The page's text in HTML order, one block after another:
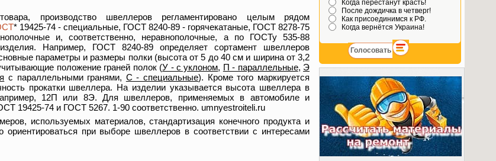
производство швеллеров регламентировано целым рядом
* 19425-74 - специальные, ГОСТ 8240-89 - горячекатаные, ГОСТ 8278-75
и, соответственно, неравнополочные, а по ГОСТу 535-88
Например, ГОСТ 8240-89 определяет сортамент швеллеров
параметры и размеры полки (высота от 5 до 40 см и ширина от 3,2
положение граней полок (У - с уклоном, П - параллельные, Э
с параллельными гранями, С - специальные). Кроме того маркируется
прокатки швеллера. На изделии указывается высота швеллера в
12П или 8Э. Для швеллеров, применяемых в автомобиле и
19425-74 и ГОСТ 5267. 1-90 соответственно. umnyestroiteli.ru
используемых материалов, стандартизация конечного продукта и
ориентироваться при выборе швеллеров в соответствии с интересами
Когда перестанут красть!
После дождичка в четверг!
Как присоединимся к РФ.
Когда вернётся Украина!